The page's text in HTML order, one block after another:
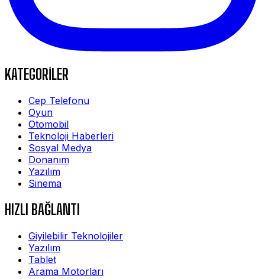
KATEGORİLER
Cep Telefonu
Oyun
Otomobil
Teknoloji Haberleri
Sosyal Medya
Donanım
Yazılım
Sinema
HIZLI BAĞLANTI
Giyilebilir Teknolojiler
Yazılım
Tablet
Arama Motorları